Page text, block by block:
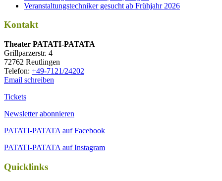
Veranstaltungstechniker gesucht ab Frühjahr 2026
Kontakt
Thea­ter PATATI-PATATA
Grill­par­zer­str. 4
72762 Reutlingen
Tele­fon: +49-7121/24202
Email schreiben
Tickets
Newsletter abonnieren
PATATI-PATATA auf Facebook
PATATI-PATATA auf Instagram
Quicklinks